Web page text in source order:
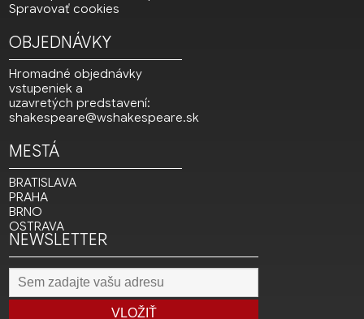
Spravovať cookies
OBJEDNÁVKY
Hromadné objednávky
vstupeniek a
uzavretých predstavení:
shakespeare@wshakespeare.sk
MESTÁ
BRATISLAVA
PRAHA
BRNO
OSTRAVA
NEWSLETTER
VLOŽIŤ